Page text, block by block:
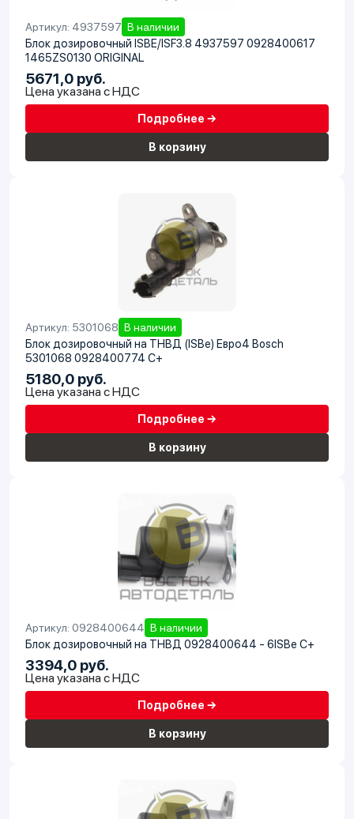
Артикул: 4937597 В наличии
Блок дозировочный ISBE/ISF3.8 4937597 0928400617
1465ZS0130 ORIGINAL
5671,0 руб.
Цена указана с НДС
Подробнее →
В корзину
Артикул: 5301068 В наличии
Блок дозировочный на ТНВД (ISBe) Евро4 Bosch
5301068 0928400774 C+
5180,0 руб.
Цена указана с НДС
Подробнее →
В корзину
Артикул: 0928400644 В наличии
Блок дозировочный на ТНВД 0928400644 - 6ISBe C+
3394,0 руб.
Цена указана с НДС
Подробнее →
В корзину